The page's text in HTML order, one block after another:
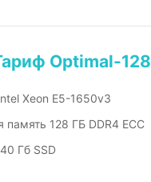
Optimal-128
Xeon E5-1650v3
память 128 ГБ DDR4 ECC
Гб SSD